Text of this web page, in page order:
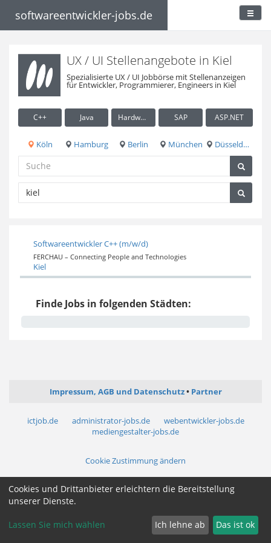
softwareentwickler-jobs.de
UX / UI Stellenangebote in Kiel
Spezialisierte UX / UI Jobbörse mit Stellenanzeigen
für Entwickler, Programmierer, Engineers in Kiel
C++ Java Hardware / Embedded SAP ASP.NET
Köln Hamburg Berlin München Düsseldorf
Softwareentwickler C++ (m/w/d)
FERCHAU – Connecting People and Technologies
Kiel
Finde Jobs in folgenden Städten:
Impressum, AGB und Datenschutz Partner
ictjob.de administrator-jobs.de
webentwickler-jobs.de
mediengestalter-jobs.de
Cookie Zustimmung ändern
Cookies und Drittanbieter erleichtern die Bereitstellung
unserer Dienste.
Lassen Sie mich wählen Ich lehne ab Das ist ok